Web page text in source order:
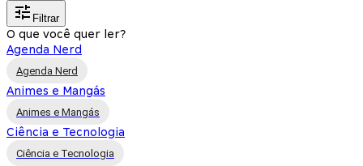
Filtrar
O que você quer ler?
Agenda Nerd
Agenda Nerd
Animes e Mangás
Animes e Mangás
Ciência e Tecnologia
Ciência e Tecnologia